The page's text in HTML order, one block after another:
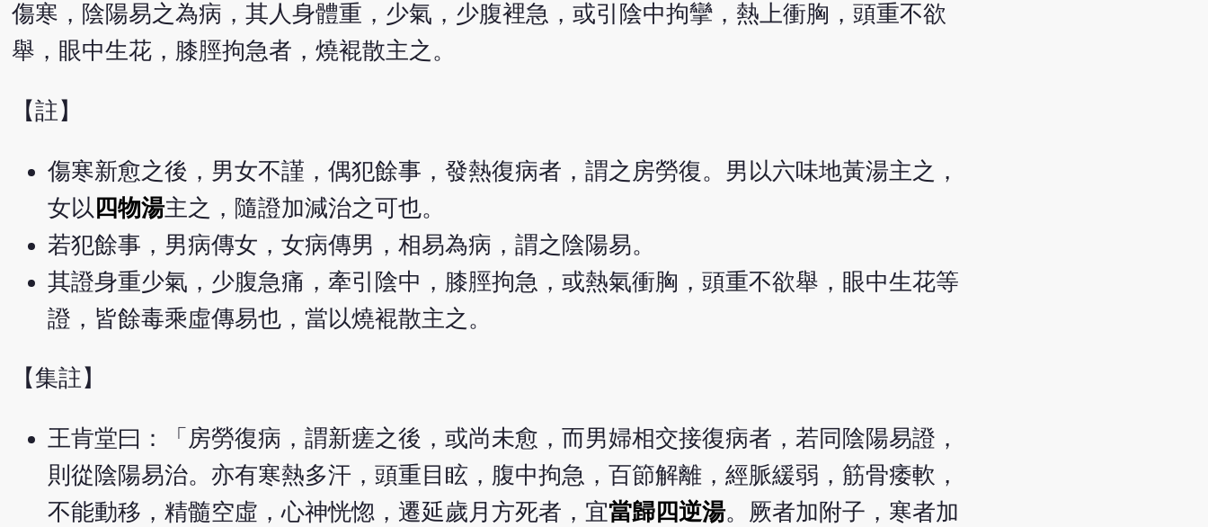
傷寒，陰陽易之為病，其人身體重，少氣，少腹裡急，或引陰中拘攣，熱上衝胸，頭重不欲
舉，眼中生花，膝脛拘急者，燒裩散主之。
【註】
傷寒新愈之後，男女不謹，偶犯餘事，發熱復病者，謂之房勞復。男以六味地黃湯主之，
女以 四物湯主之，隨證加減治之可也。
若犯餘事，男病傳女，女病傳男，相易為病，謂之陰陽易。
其證身重少氣，少腹急痛，牽引陰中，膝脛拘急，或熱氣衝胸，頭重不欲舉，眼中生花等
證，皆餘毒乘虛傳易也，當以燒裩散主之。
【集註】
王肯堂曰：「房勞復病，謂新瘥之後，或尚未愈，而男婦相交接復病者，若同陰陽易證，
則從陰陽易治。亦有寒熱多汗，頭重目眩，腹中拘急，百節解離，經脈緩弱，筋骨痿軟，
不能動移，精髓空虛，心神恍惚，遷延歲月方死者，宜當歸四逆湯。厥者加附子，寒者加